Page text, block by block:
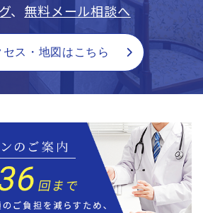
、 無料メール相談へ
セス・地図はこちら